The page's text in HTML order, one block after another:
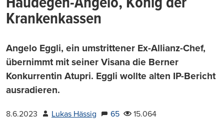
Krankenkassen
Angelo Eggli, ein umstrittener Ex-Allianz-Chef,
übernimmt mit seiner Visana die Berner
Konkurrentin Atupri. Eggli wollte alten IP-Bericht
ausradieren.
8.6.2023 Lukas Hässig 65
15.064